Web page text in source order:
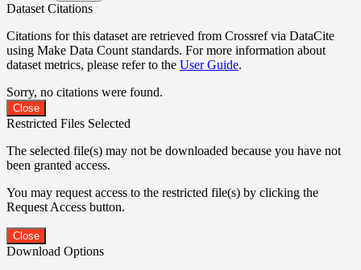
Dataset Citations
Citations for this dataset are retrieved from Crossref via DataCite
using Make Data Count standards. For more information about
dataset metrics, please refer to the User Guide.
Sorry, no citations were found.
Close
Restricted Files Selected
The selected file(s) may not be downloaded because you have not
been granted access.
You may request access to the restricted file(s) by clicking the
Request Access button.
Close
Download Options